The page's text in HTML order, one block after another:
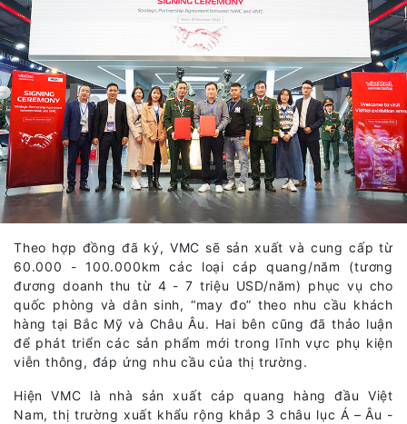
Theo hợp đồng đã ký, VMC sẽ sản xuất và cung cấp từ
60.000 - 100.000km các loại cáp quang/năm (tương
đương doanh thu từ 4 - 7 triệu USD/năm) phục vụ cho
quốc phòng và dân sinh, “may đo” theo nhu cầu khách
hàng tại Bắc Mỹ và Châu Âu. Hai bên cũng đã thảo luận
để phát triển các sản phẩm mới trong lĩnh vực phụ kiện
viễn thông, đáp ứng nhu cầu của thị trường.
Hiện VMC là nhà sản xuất cáp quang hàng đầu Việt
Nam, thị trường xuất khẩu rộng khắp 3 châu lục Á – Âu -